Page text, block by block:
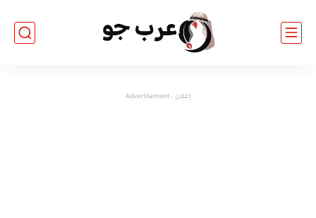
إعلان - Advertisement